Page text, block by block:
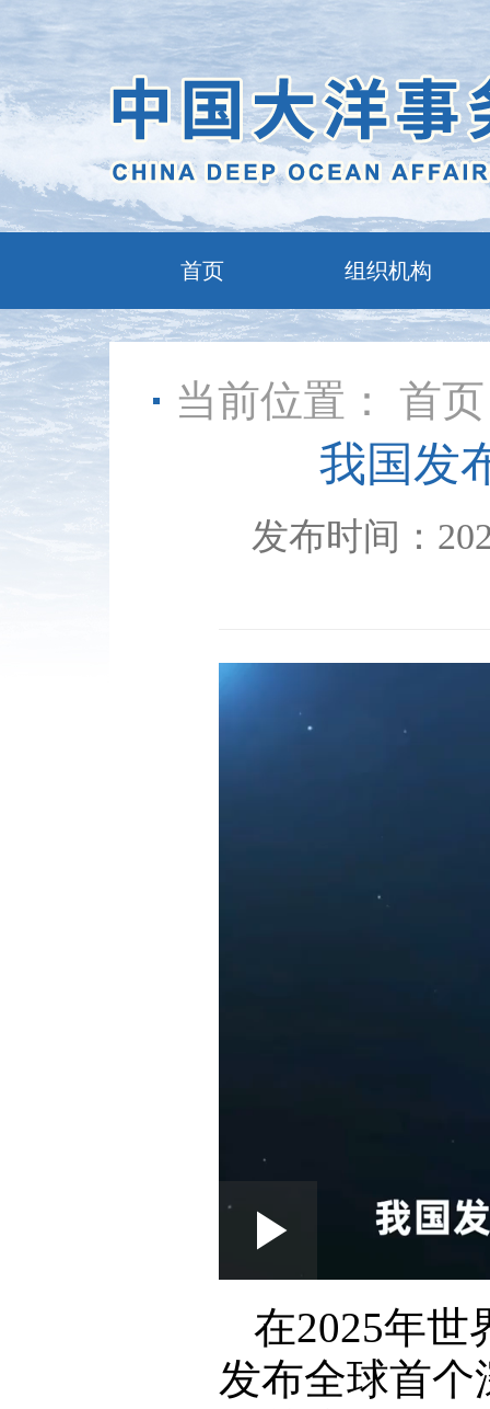
首页 组织机构
当前位置： 首页
我国发
发布时间：
Play
Video
Loaded
在2025年世
发布全球首